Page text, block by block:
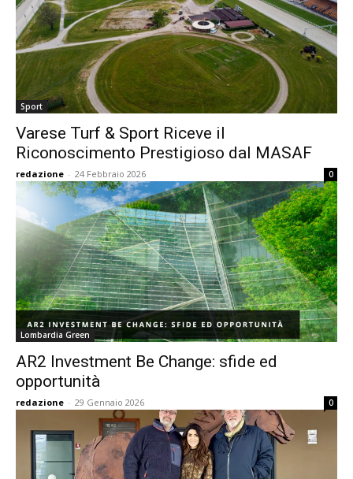
Sport
Varese Turf & Sport Riceve il
Riconoscimento Prestigioso dal MASAF
redazione - 24 Febbraio 2026 0
Lombardia Green
AR2 Investment Be Change: sfide ed
opportunità
redazione - 29 Gennaio 2026 0